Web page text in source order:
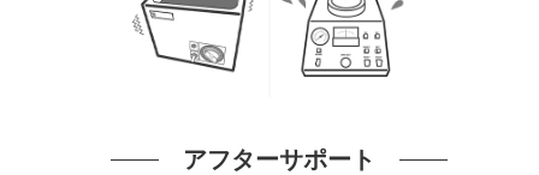
アフターサポート